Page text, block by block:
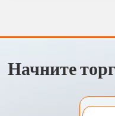
Начните